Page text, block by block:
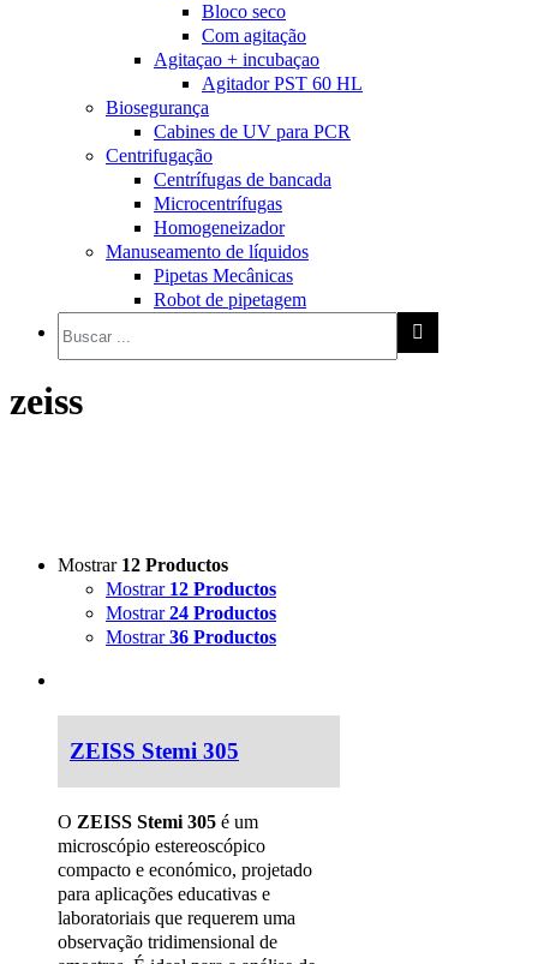
Bloco seco
Com agitação
Agitaçao + incubaçao
Agitador PST 60 HL
Biosegurança
Cabines de UV para PCR
Centrifugação
Centrífugas de bancada
Microcentrífugas
Homogeneizador
Manuseamento de líquidos
Pipetas Mecânicas
Robot de pipetagem
zeiss
Mostrar 12 Productos
Mostrar 12 Productos
Mostrar24 Productos
Mostrar36 Productos
ZEISS Stemi 305
O ZEISS Stemi 305 é um
microscópio estereoscópico
compacto e económico, projetado
para aplicações educativas e
laboratoriais que requerem uma
observação tridimensional de